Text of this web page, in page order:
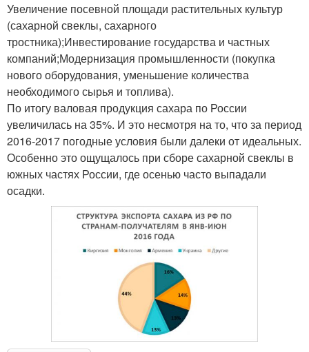
Увеличение посевной площади растительных культур
(сахарной свеклы, сахарного
тростника);Инвестирование государства и частных
компаний;Модернизация промышленности (покупка
нового оборудования, уменьшение количества
необходимого сырья и топлива).
По итогу валовая продукция сахара по России
увеличилась на 35%. И это несмотря на то, что за период
2016-2017 погодные условия были далеки от идеальных.
Особенно это ощущалось при сборе сахарной свеклы в
южных частях России, где осенью часто выпадали
осадки.